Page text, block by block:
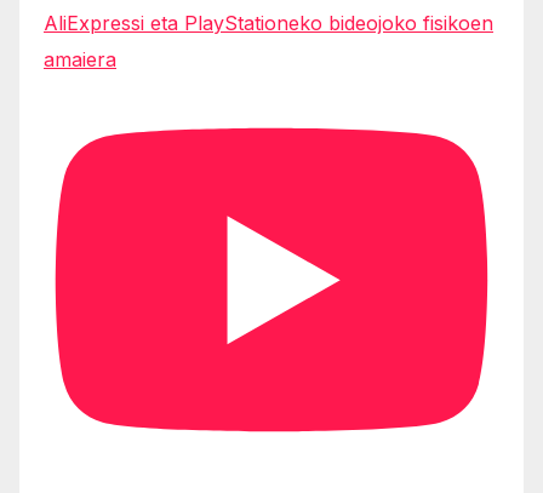
AliExpressi eta PlayStationeko bideojoko fisikoen
amaiera